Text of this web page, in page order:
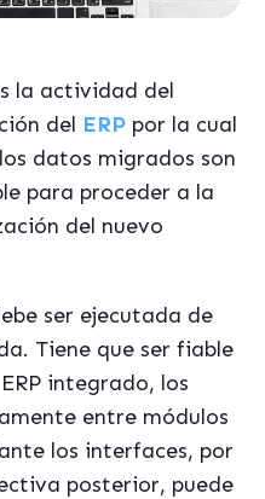
la actividad del
del ERP por la cual
datos migrados son
para proceder a la
del nuevo
ser ejecutada de
Tiene que ser fiable
integrado, los
entre módulos
los interfaces, por
posterior, puede